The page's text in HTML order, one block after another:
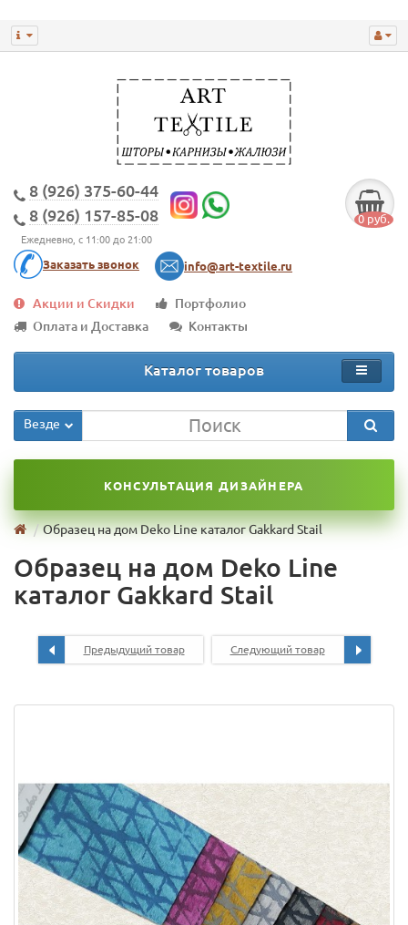
8 (926) 375-60-44
8 (926) 157-85-08
Ежедневно, с 11:00 до 21:00
Заказать звонок info@art-textile.ru
0 руб.
Акции и Скидки
Портфолио
Оплата и Доставка
Контакты
Каталог товаров
Везде
КОНСУЛЬТАЦИЯ ДИЗАЙНЕРА
Образец на дом Deko Line каталог Gakkard Stail
Образец на дом Deko Line
каталог Gakkard Stail
Предыдущий товар Следующий товар